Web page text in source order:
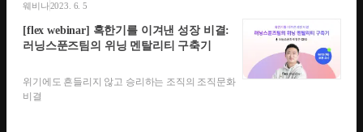
웨비나2023. 6. 5
[flex webinar] 혹한기를 이겨낸 성장 비결:
러닝스푼즈팀의 위닝 멘탈리티 구축기
위기에도 흔들리지 않고 승리하는 조직의 조직문화
비결